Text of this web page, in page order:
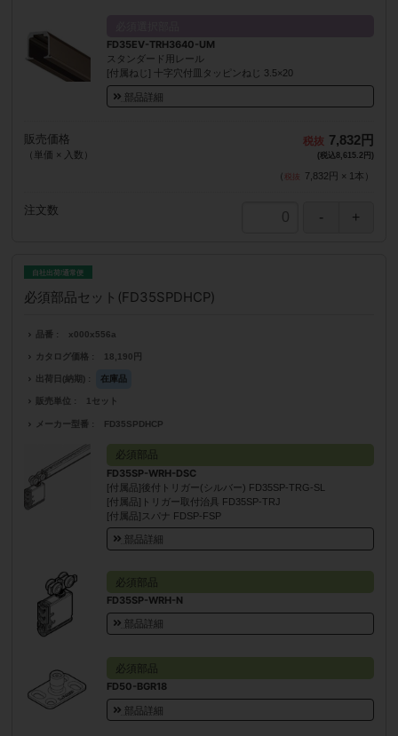
FD35EV-TRH3640-UM
スタンダード用レール
[付属ねじ] 十字穴付皿タッピンねじ 3.5×20
部品詳細
販売価格
（単価 × 入数）
7,832円
(税込8,615.2円)
（ 7,832円 × 1 本 ）
注文数
自社出荷/通常便
必須部品セット(FD35SPDHCP)
品番 x000x556a
カタログ価格 18,190円
出荷日(納期) 在庫品
販売単位 1セット
メーカー型番 FD35SPDHCP
必須部品
FD35SP-WRH-DSC
[付属品]後付トリガー(シルバー) FD35SP-TRG-SL
[付属品]トリガー取付治具 FD35SP-TRJ
[付属品]スパナ FDSP-FSP
部品詳細
必須部品
FD35SP-WRH-N
部品詳細
必須部品
FD50-BGR18
部品詳細